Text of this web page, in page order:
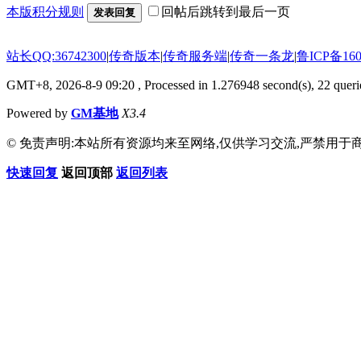
本版积分规则 发表回复 回帖后跳转到最后一页
站长QQ:36742300|传奇版本|传奇服务端|传奇一条龙|鲁ICP备
GMT+8, 2026-8-9 09:20 , Processed in 1.276948 second(s), 22
Powered by GM基地 X3.4
© 免责声明:本站所有资源均来至网络,仅供学习交流,严禁用于
快速回复 返回顶部 返回列表